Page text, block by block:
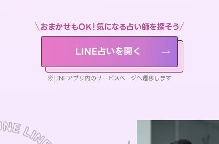
おまかせもOK！気になる占い師を探そう
LINE占いを開く
※LINEアプリ内のサービスページへ遷移します